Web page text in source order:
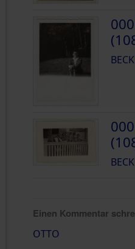
Einen Kommentar
OTTO